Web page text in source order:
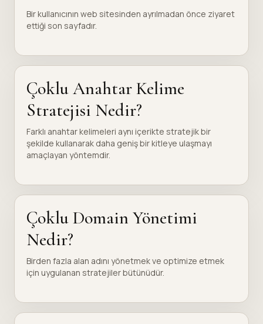
Bir kullanıcının web sitesinden ayrılmadan önce ziyaret
ettiği son sayfadır.
Çoklu Anahtar Kelime
Stratejisi Nedir?
Farklı anahtar kelimeleri aynı içerikte stratejik bir
şekilde kullanarak daha geniş bir kitleye ulaşmayı
amaçlayan yöntemdir.
Çoklu Domain Yönetimi
Nedir?
Birden fazla alan adını yönetmek ve optimize etmek
için uygulanan stratejiler bütünüdür.